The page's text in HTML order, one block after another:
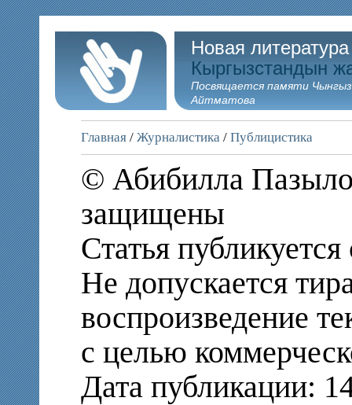
Новая
Кыргызстандын
Посвящается памяти
Айтматова
Главная / Журналистика / Публицистика
© Абибилла
защищены
Статья
Не допускается
воспроизведение
с целью
Дата публикации: